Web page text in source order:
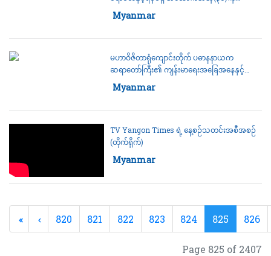
ရှေးဟောင်းအဆောက်အအုံအဖြစ် သတ်မှတ်
Category:
Myanmar
မဟာဝိဇိတာရုံကျောင်းတိုက် ပဓာနနာယက
ဆရာတော်ကြီး၏ ကျန်းမာရေးအခြေအနေနှင့်
လုံခြုံရေးတာဝန်များ ထမ်းဆောင်စဉ်ဒဏ်ရာရရှိခဲ့
သည့် အရာရှိ၊ စစ်သည်များ၏ ကျန်းမာရေး
Category:
Myanmar
TV Yangon Times ရဲ့ နေ့စဉ်သတင်းအစီအစဉ်
(တိုက်ရိုက်)
Category:
Myanmar
820 821 822 823 824 825 826
Page 825 of 2407